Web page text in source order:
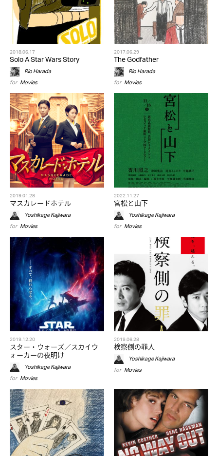
2018.06.17
Solo A Star Wars Story
Rio Harada
for Movies
2017.06.29
The Godfather
Rio Harada
for Movies
2019.01.28
マスカレードホテル
Yoshikage Kajiwara
for Movies
2022.11.27
宮松と山下
Yoshikage Kajiwara
for Movies
2019.12.20
スター・ウォーズ／スカイウ
ォーカーの夜明け
Yoshikage Kajiwara
for Movies
2019.06.28
検察側の罪人
Yoshikage Kajiwara
for Movies